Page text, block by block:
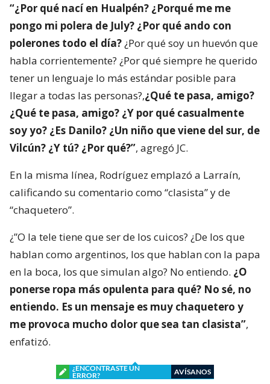
“¿Por qué nací en Hualpén? ¿Porqué me me
pongo mi polera de July? ¿Por qué ando con
polerones todo el día?¿Por qué soy un huevón que
habla corrientemente? ¿Por qué siempre he querido
tener un lenguaje lo más estándar posible para
llegar a todas las personas?,¿Qué te pasa, amigo?
¿Qué te pasa, amigo? ¿Y por qué casualmente
soy yo? ¿Es Danilo? ¿Un niño que viene del sur, de
Vilcún? ¿Y tú? ¿Por qué?”, agregó JC.
En la misma línea, Rodríguez emplazó a Larraín,
calificando su comentario como “clasista” y de
“chaquetero”.
¿”O la tele tiene que ser de los cuicos? ¿De los que
hablan como argentinos, los que hablan con la papa
en la boca, los que simulan algo? No entiendo. ¿O
ponerse ropa más opulenta para qué? No sé, no
entiendo. Es un mensaje es muy chaquetero y
me provoca mucho dolor que sea tan clasista”,
enfatizó.
¿ENCONTRASTE UN
ERROR?
AVÍSANOS